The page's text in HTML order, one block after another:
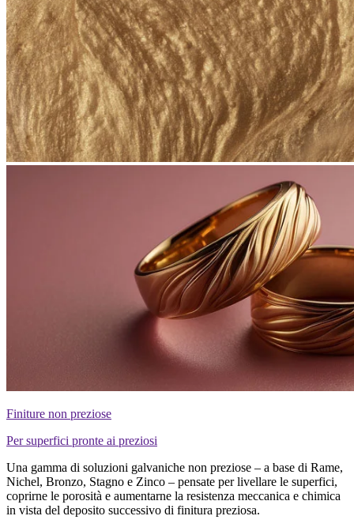
Finiture non preziose
Per superfici pronte ai preziosi
Una gamma di soluzioni galvaniche non preziose – a base di Rame,
Nichel, Bronzo, Stagno e Zinco – pensate per livellare le superfici,
coprirne le porosità e aumentarne la resistenza meccanica e chimica
in vista del deposito successivo di finitura preziosa.